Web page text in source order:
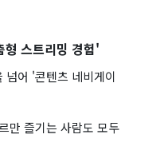
형 스트리밍 경험'
넘어 '콘텐츠 네비게이
만 즐기는 사람도 모두